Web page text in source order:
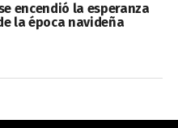
encendió la esperanza
la época navideña